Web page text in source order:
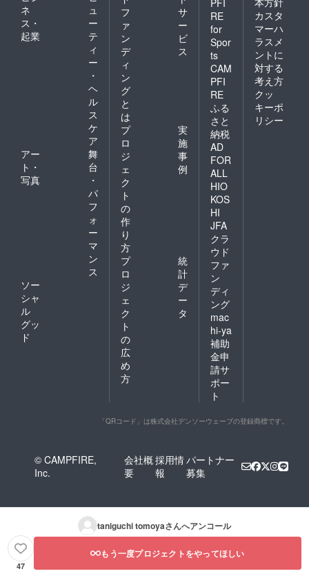
ネ
ス・
起業
ュ
ー
テ
ィ
ー
・
ヘ
ル
ス
ケ
ア
アー
ト・
写真
舞
台
・
パ
フ
ォ
ー
マ
ン
ス
ソー
シャ
ル
グッ
ド
フ
ァ
ン
デ
ィ
ン
グ
と
は
サ
ー
ビ
ス
プ
ロ
ジ
ェ
ク
ト
の
作
り
方
実
施
事
例
プ
ロ
ジ
ェ
ク
ト
の
広
め
方
統
計
デ
ー
タ
PFI
RE
for
Spor
ts
CAM
PFI
RE
ふる
さと
納税
AD
FOR
ALL
HIO
KOS
HI
JFA
クラ
ウド
ファ
ン
ディ
ング
mac
hi-ya
補助
金申
請サ
ポー
ト
カスタ
マーハ
ラスメ
ントに
対する
考え方
クッ
キーポ
リシー
「QRコード」は株式会社デンソーウェーブの登録商標です。
© CAMPFIRE,
Inc.
会社概
要
採用情
報
パートナー
募集
taniguchi tomoyaさんへアンコール
47
もう一度プロジェクトをやってほしい